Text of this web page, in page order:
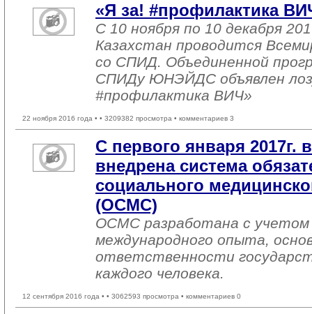
«Я за! #профилактика
С 10 ноября по 10 декабря
Казахстан проводится
со СПИД. Объединенной
СПИДу ЮНЭЙДС объявлен
#профилактика ВИЧ»
22 ноября 2016 года • • 3209382 просмотра • комментариев 3
С первого января 2017г.
внедрена система
социального
(ОСМС)
ОСМС разработана с учетом
международного опыта,
ответственности
каждого человека.
12 сентября 2016 года • • 3062593 просмотра • комментариев 0